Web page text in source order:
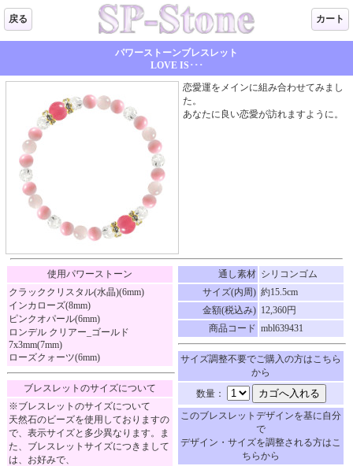
戻る カート
パワーストーンブレスレット
LOVE IS･･･
恋愛運をメインに組み合わせてみまし
た。
あなたに良い恋愛が訪れますように。
使用パワーストーン
クラッククリスタル(水晶)(6mm)
インカローズ(8mm)
ピンクオパール(6mm)
ロンデル クリアー_ゴールド
7x3mm(7mm)
ローズクォーツ(6mm)
ブレスレットのサイズについて
※ブレスレットのサイズについて
天然石のビーズを使用しておりますの
で、表示サイズと多少異なります。ま
た、ブレスレットサイズにつきまして
は、お好みで、
通し素材 シリコンゴム
サイズ(内周) 約15.5cm
金額(税込み) 12,360円
商品コード mbl639431
サイズ調整不要でご購入の方はこちら
から
数量：
このブレスレットデザインを基に自分
で
デザイン・サイズを調整される方はこ
ちらから